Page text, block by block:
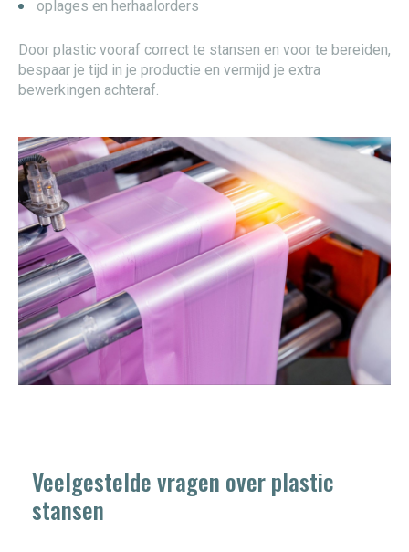
oplages en herhaalorders
Door plastic vooraf correct te stansen en voor te bereiden,
bespaar je tijd in je productie en vermijd je extra
bewerkingen achteraf.
Veelgestelde vragen over plastic
stansen